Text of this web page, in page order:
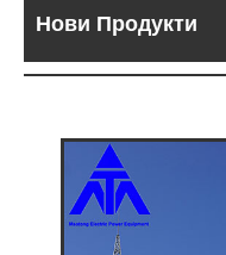
Нови Продукти